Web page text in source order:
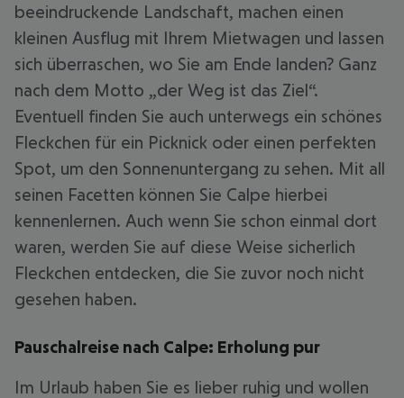
beeindruckende Landschaft, machen einen
kleinen Ausflug mit Ihrem Mietwagen und lassen
sich überraschen, wo Sie am Ende landen? Ganz
nach dem Motto „der Weg ist das Ziel“.
Eventuell finden Sie auch unterwegs ein schönes
Fleckchen für ein Picknick oder einen perfekten
Spot, um den Sonnenuntergang zu sehen. Mit all
seinen Facetten können Sie Calpe hierbei
kennenlernen. Auch wenn Sie schon einmal dort
waren, werden Sie auf diese Weise sicherlich
Fleckchen entdecken, die Sie zuvor noch nicht
gesehen haben.
Pauschalreise nach Calpe: Erholung pur
Im Urlaub haben Sie es lieber ruhig und wollen